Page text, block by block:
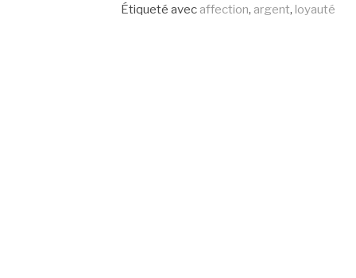
Étiqueté avec affection, argent, loyauté